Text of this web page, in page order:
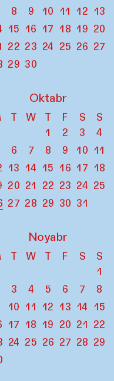
8 9 10 11 12 13
15 16 17 18 19 20
22 23 24 25 26 27
29 30
Oktabr
T W T F S
S
1
2 3
4
6 7 8 9 10 11
13 14 15 16 17 18
20 21 22 23 24 25
27 28 29 30 31
Noyabr
T W T F S
S
1
3 4 5 6 7
8
10 11 12 13 14
15
17 18 19 20 21 22
24 25 26 27 28 29